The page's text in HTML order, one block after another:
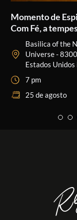
Momento de
Com Fé, a
Basilica of the
Universe -
Estados
7 pm
25 de agosto